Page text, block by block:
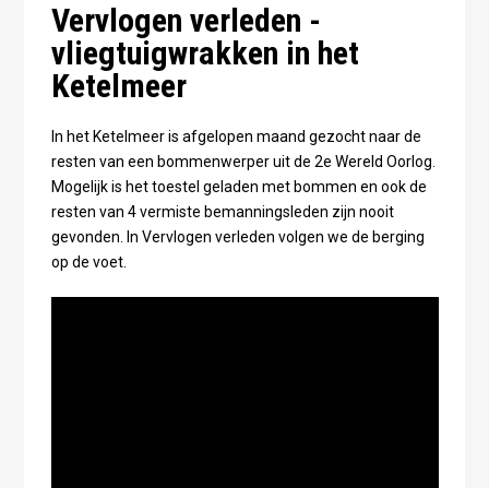
Vervlogen verleden -
vliegtuigwrakken in het
Ketelmeer
In het Ketelmeer is afgelopen maand gezocht naar de
resten van een bommenwerper uit de 2e Wereld Oorlog.
Mogelijk is het toestel geladen met bommen en ook de
resten van 4 vermiste bemanningsleden zijn nooit
gevonden. In Vervlogen verleden volgen we de berging
op de voet.